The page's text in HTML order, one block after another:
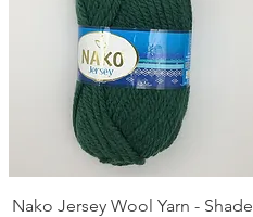
Aperçu rapide
Nako Jersey Wool Yarn - Shade